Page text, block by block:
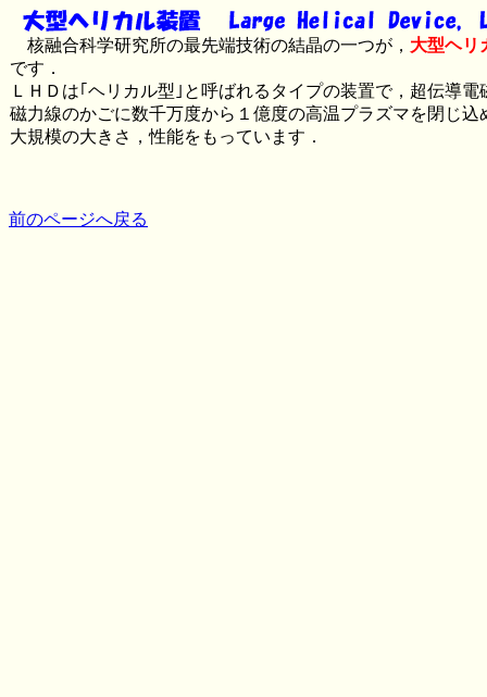
核融合科学研究所の最先端技術の結晶の一つが， 大型ヘリ
です．
ＬＨＤは｢ヘリカル型｣と呼ばれるタイプの装置で，超伝導電
磁力線のかごに数千万度から１億度の高温プラズマを閉じ込
大規模の大きさ，性能をもっています．
前のページへ戻る